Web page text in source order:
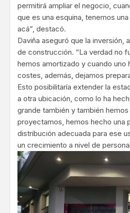
permitirá ampliar el negocio,
que es una esquina, tenemos
acá”, destacó.
Daviña aseguró que la
de construcción. “La verdad no
hemos amortizado y cuando uno
costes, además, dejamos
Esto posibilitaría extender la
a otra ubicación, como lo ha
grande también y también
proyectamos, hemos hecho una
distribución adecuada para ese
un crecimiento a nivel de